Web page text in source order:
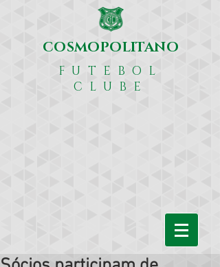
COSMOPOLITANO
FUTEBOL
CLUBE